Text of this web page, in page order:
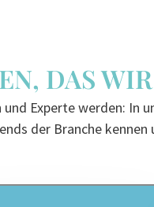
DAS
Experte werden: In
der Branche